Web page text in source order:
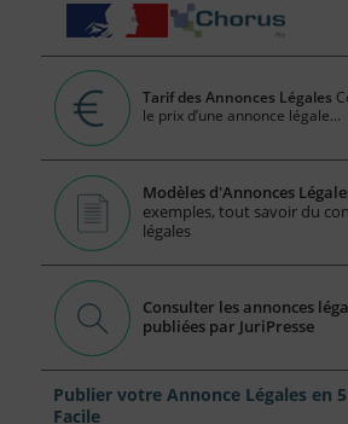
Tarif des Annonces Légales
le prix d’une annonce légale...
Modèles d'Annonces
exemples, tout savoir du
légales
Consulter les annonces
publiées par JuriPresse
Publier votre Annonce Légales en
Facile